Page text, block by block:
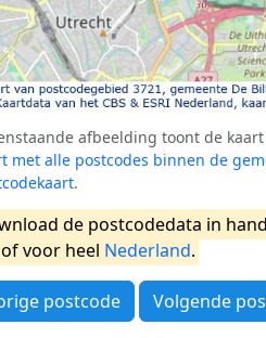
afbeelding toont de
met alle postcodes binnen de
.
de postcodedata in
of voor heel Nederland.
postcode Volgende